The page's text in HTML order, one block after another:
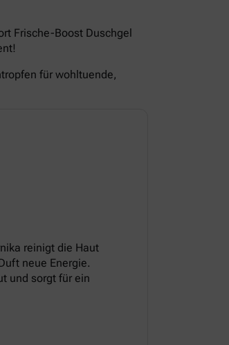
Frische-Boost Duschgel
für wohltuende,
reinigt die Haut
neue Energie.
und sorgt für ein